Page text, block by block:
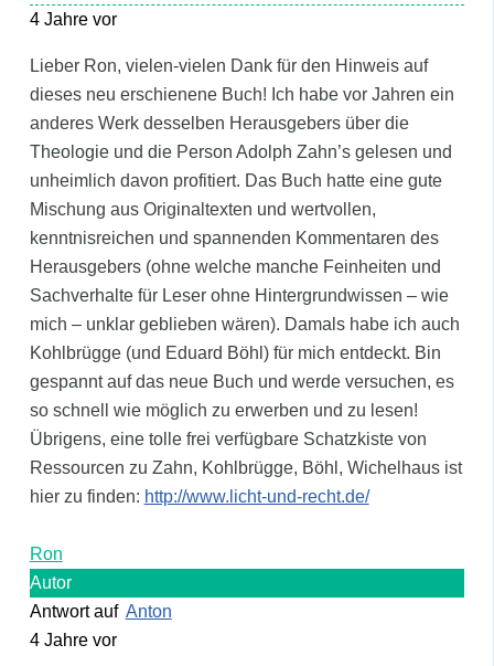
4 Jahre vor
Lieber Ron, vielen-vielen Dank für den Hinweis auf
dieses neu erschienene Buch! Ich habe vor Jahren ein
anderes Werk desselben Herausgebers über die
Theologie und die Person Adolph Zahn’s gelesen und
unheimlich davon profitiert. Das Buch hatte eine gute
Mischung aus Originaltexten und wertvollen,
kenntnisreichen und spannenden Kommentaren des
Herausgebers (ohne welche manche Feinheiten und
Sachverhalte für Leser ohne Hintergrundwissen – wie
mich – unklar geblieben wären). Damals habe ich auch
Kohlbrügge (und Eduard Böhl) für mich entdeckt. Bin
gespannt auf das neue Buch und werde versuchen, es
so schnell wie möglich zu erwerben und zu lesen!
Übrigens, eine tolle frei verfügbare Schatzkiste von
Ressourcen zu Zahn, Kohlbrügge, Böhl, Wichelhaus ist
hier zu finden: http://www.licht-und-recht.de/
Ron
Autor
Antwort auf Anton
4 Jahre vor